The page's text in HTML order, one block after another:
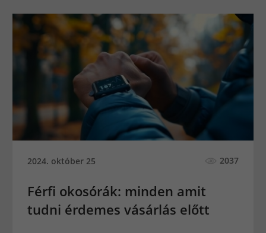
2024. október 25 2037
Férfi okosórák: minden amit
tudni érdemes vásárlás előtt